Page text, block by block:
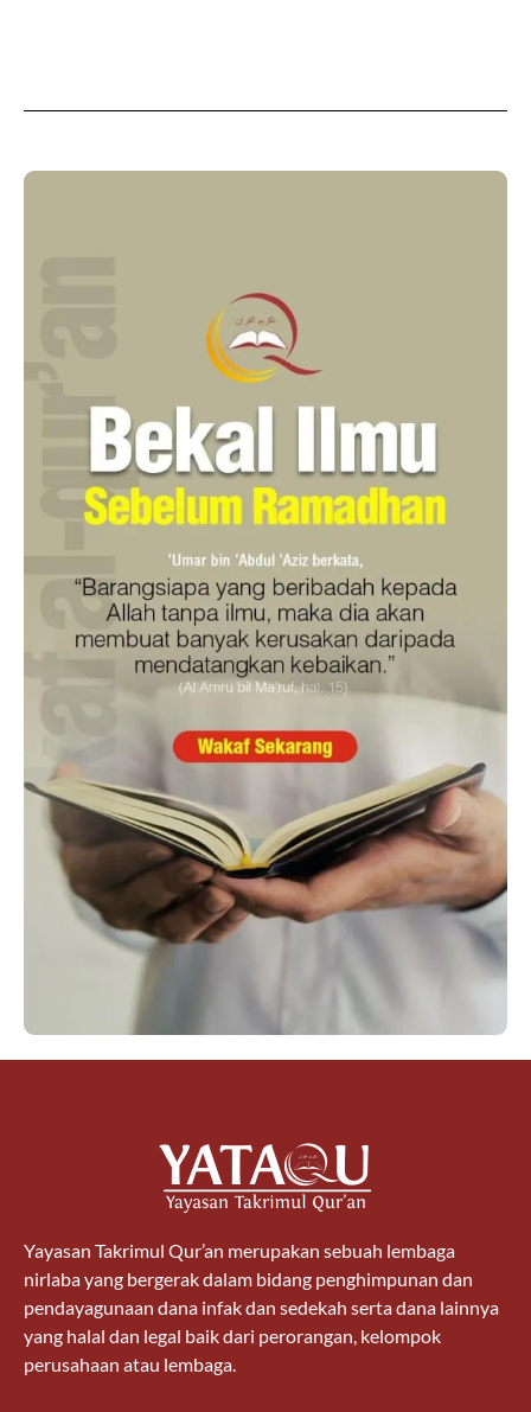
Yayasan Takrimul Qur’an merupakan sebuah lembaga
nirlaba yang bergerak dalam bidang penghimpunan dan
pendayagunaan dana infak dan sedekah serta dana lainnya
yang halal dan legal baik dari perorangan, kelompok
perusahaan atau lembaga.